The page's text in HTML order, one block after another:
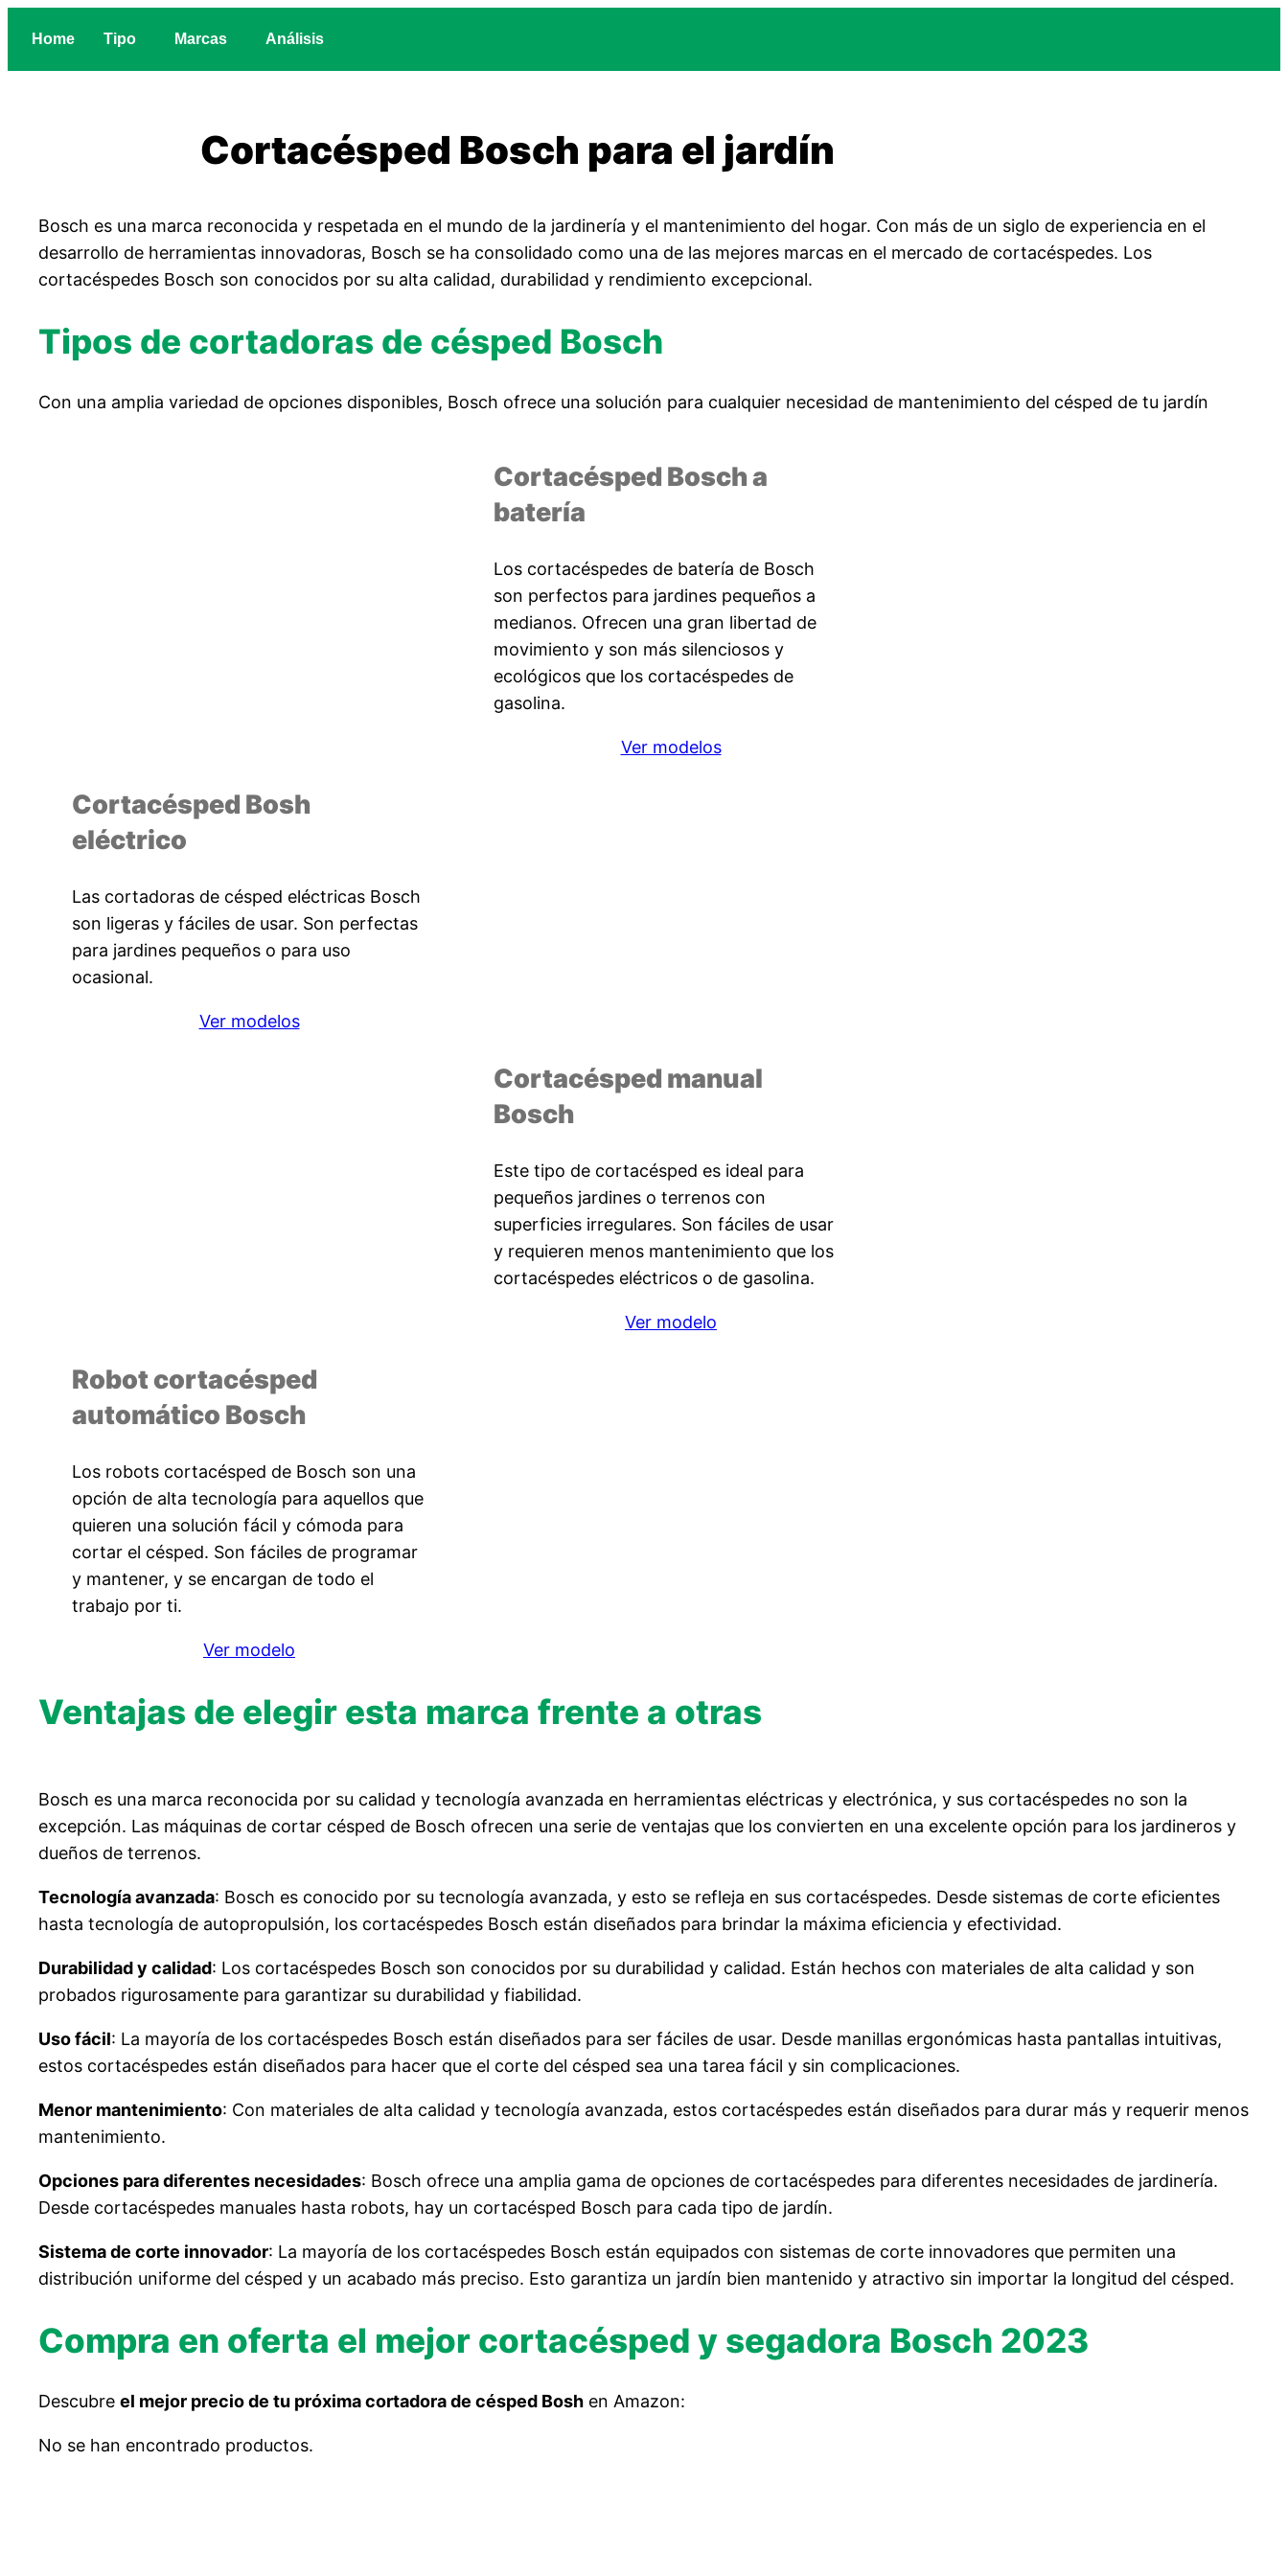
Home Tipo Marcas Análisis
Cortacésped Bosch para el jardín
Bosch es una marca reconocida y respetada en el mundo de la jardinería y el mantenimiento del hogar. Con más de un siglo de experiencia en el
desarrollo de herramientas innovadoras, Bosch se ha consolidado como una de las mejores marcas en el mercado de cortacéspedes. Los
cortacéspedes Bosch son conocidos por su alta calidad, durabilidad y rendimiento excepcional.
Tipos de cortadoras de césped Bosch
Con una amplia variedad de opciones disponibles, Bosch ofrece una solución para cualquier necesidad de mantenimiento del césped de tu jardín
Cortacésped Bosch a
batería
Los cortacéspedes de batería de Bosch
son perfectos para jardines pequeños a
medianos. Ofrecen una gran libertad de
movimiento y son más silenciosos y
ecológicos que los cortacéspedes de
gasolina.
Ver modelos
Cortacésped Bosh
eléctrico
Las cortadoras de césped eléctricas Bosch
son ligeras y fáciles de usar. Son perfectas
para jardines pequeños o para uso
ocasional.
Ver modelos
Cortacésped manual
Bosch
Este tipo de cortacésped es ideal para
pequeños jardines o terrenos con
superficies irregulares. Son fáciles de usar
y requieren menos mantenimiento que los
cortacéspedes eléctricos o de gasolina.
Ver modelo
Robot cortacésped
automático Bosch
Los robots cortacésped de Bosch son una
opción de alta tecnología para aquellos que
quieren una solución fácil y cómoda para
cortar el césped. Son fáciles de programar
y mantener, y se encargan de todo el
trabajo por ti.
Ver modelo
Ventajas de elegir esta marca frente a otras
Bosch es una marca reconocida por su calidad y tecnología avanzada en herramientas eléctricas y electrónica, y sus cortacéspedes no son la
excepción. Las máquinas de cortar césped de Bosch ofrecen una serie de ventajas que los convierten en una excelente opción para los jardineros y
dueños de terrenos.
Tecnología avanzada: Bosch es conocido por su tecnología avanzada, y esto se refleja en sus cortacéspedes. Desde sistemas de corte eficientes
hasta tecnología de autopropulsión, los cortacéspedes Bosch están diseñados para brindar la máxima eficiencia y efectividad.
Durabilidad y calidad: Los cortacéspedes Bosch son conocidos por su durabilidad y calidad. Están hechos con materiales de alta calidad y son
probados rigurosamente para garantizar su durabilidad y fiabilidad.
Uso fácil: La mayoría de los cortacéspedes Bosch están diseñados para ser fáciles de usar. Desde manillas ergonómicas hasta pantallas intuitivas,
estos cortacéspedes están diseñados para hacer que el corte del césped sea una tarea fácil y sin complicaciones.
Menor mantenimiento: Con materiales de alta calidad y tecnología avanzada, estos cortacéspedes están diseñados para durar más y requerir menos
mantenimiento.
Opciones para diferentes necesidades: Bosch ofrece una amplia gama de opciones de cortacéspedes para diferentes necesidades de jardinería.
Desde cortacéspedes manuales hasta robots, hay un cortacésped Bosch para cada tipo de jardín.
Sistema de corte innovador: La mayoría de los cortacéspedes Bosch están equipados con sistemas de corte innovadores que permiten una
distribución uniforme del césped y un acabado más preciso. Esto garantiza un jardín bien mantenido y atractivo sin importar la longitud del césped.
Compra en oferta el mejor cortacésped y segadora Bosch 2023
Descubre el mejor precio de tu próxima cortadora de césped Bosh en Amazon:
No se han encontrado productos.